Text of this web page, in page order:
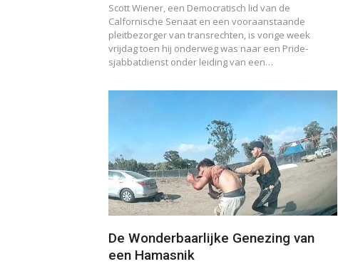
Scott Wiener, een Democratisch lid van de
Calfornische Senaat en een vooraanstaande
pleitbezorger van transrechten, is vorige week
vrijdag toen hij onderweg was naar een Pride-
sjabbatdienst onder leiding van een…
De Wonderbaarlijke Genezing van
een Hamasnik